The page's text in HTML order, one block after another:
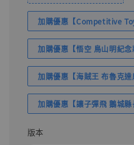
加購優惠【Competitive
加購優惠【悟空 鳥山明紀念
加購優惠【海賊王 布魯克達
加購優惠【讓子彈飛 鵝城縣
版本